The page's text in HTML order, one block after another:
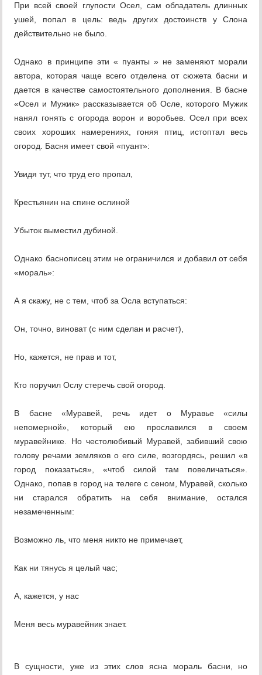
При всей своей глупости Осел, сам обладатель длинных
ушей, попал в цель: ведь других достоинств у Слона
действительно не было.
Однако в принципе эти « пуанты » не заменяют морали
автора, которая чаще всего отделена от сюжета басни и
дается в качестве самостоятельного дополнения. В басне
«Осел и Мужик» рассказывается об Осле, которого Мужик
нанял гонять с огорода ворон и воробьев. Осел при всех
своих хороших намерениях, гоняя птиц, истоптал весь
огород. Басня имеет свой «пуант»:
Увидя тут, что труд его пропал,
Крестьянин на спине ослиной
Убыток выместил дубиной.
Однако баснописец этим не ограничился и добавил от себя
«мораль»:
А я скажу, не с тем, чтоб за Осла вступаться:
Он, точно, виноват (с ним сделан и расчет),
Но, кажется, не прав и тот,
Кто поручил Ослу стеречь свой огород.
В басне «Муравей, речь идет о Муравье «силы
непомерной», который ею прославился в своем
муравейнике. Но честолюбивый Муравей, забивший свою
голову речами земляков о его силе, возгордясь, решил «в
город показаться», «чтоб силой там повеличаться».
Однако, попав в город на телеге с сеном, Муравей, сколько
ни старался обратить на себя внимание, остался
незамеченным:
Возможно ль, что меня никто не примечает,
Как ни тянусь я целый час;
А, кажется, у нас
Меня весь муравейник знает.
В сущности, уже из этих слов ясна мораль басни, но